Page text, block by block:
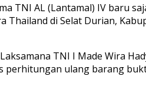
TNI AL (Lantamal) IV
Thailand di Selat Durian,
TNI I Made Wira
ulang barang